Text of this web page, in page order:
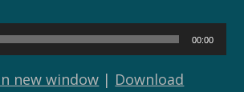
00:00
new window | Download